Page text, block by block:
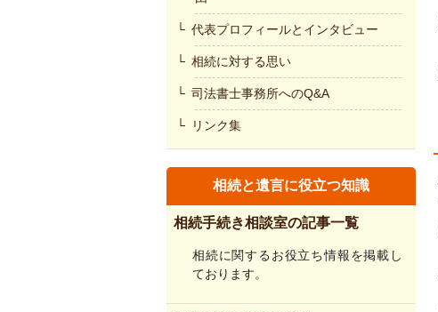
代表プロフィールとインタビュー
相続に対する思い
司法書士事務所へのQ&A
リンク集
相続と遺言に役立つ知識
相続手続き相談室の記事一覧
相続に関するお役立ち情報を掲載し
ております。